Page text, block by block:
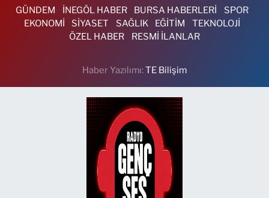
GÜNDEM İNEGÖL HABER BURSA HABERLERİ
SPOR
EKONOMİ
SİYASET SAĞLIK EĞİTİM
TEKNOLOJİ
ÖZEL HABER
RESMİ İLANLAR
Haber Yazılımı:TE Bilişim